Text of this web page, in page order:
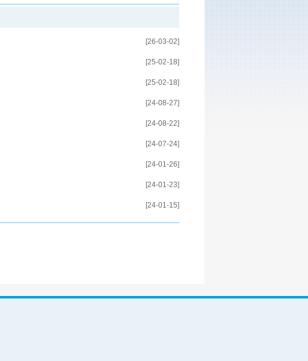
[26-03-02]
[25-02-18]
[25-02-18]
[24-08-27]
[24-08-22]
[24-07-24]
[24-01-26]
[24-01-23]
[24-01-15]